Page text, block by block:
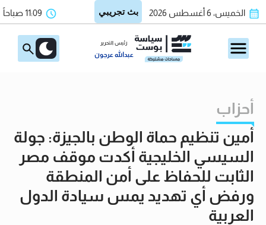
الخميس، 6 أغسطس 2026 11:09 صباحاً
رئيس التحرير
عبدالله عرجون
أحزاب
أمين تنظيم حماة الوطن بالجيزة: جولة
السيسي الخليجية أكدت موقف مصر
الثابت للحفاظ على أمن المنطقة
ورفض أي تهديد يمس سيادة الدول
العربية